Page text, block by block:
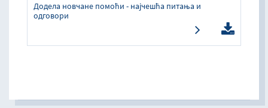
Додела новчане помоћи - најчешћа питања и
одговори